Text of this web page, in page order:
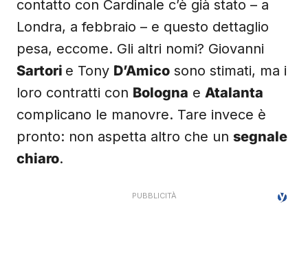
contatto con Cardinale c’è già stato – a
Londra, a febbraio – e questo dettaglio
pesa, eccome. Gli altri nomi? Giovanni
Sartori e Tony D’Amico sono stimati, ma i
loro contratti con Bologna e Atalanta
complicano le manovre. Tare invece è
pronto: non aspetta altro che un segnale
chiaro.